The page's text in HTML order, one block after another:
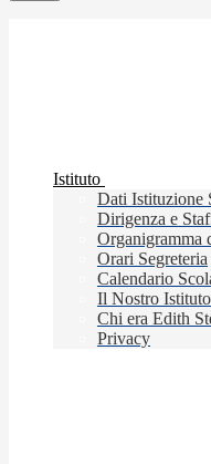
Istituto
Dati Istituzione
Dirigenza e
Organigramma
Orari Segreteria
Calendario
Il Nostro Istituto
Chi era Edith
Privacy